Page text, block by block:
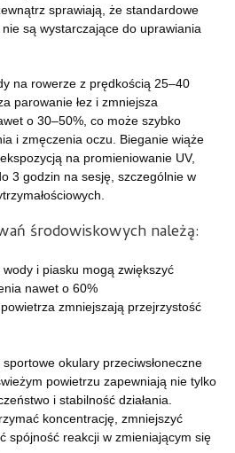
sprawiają, że standardowe
są wystarczające do uprawiania
na rowerze z prędkością 25–40
parowanie łez i zmniejsza
o 30–50%, co może szybko
i zmęczenia oczu. Bieganie wiąże
na promieniowanie UV,
3 godzin na sesję, szczególnie w
środowiskowych należą:
i piasku mogą zwiększyć
nawet o 60%
zmniejszają przejrzystość
okulary przeciwsłoneczne
powietrzu zapewniają nie tylko
i stabilność działania.
koncentrację, zmniejszyć
spójność reakcji w zmieniającym się